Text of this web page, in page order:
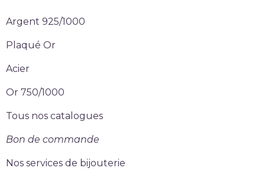
Argent 925/1000
Plaqué Or
Acier
Or 750/1000
Tous nos catalogues
Bon de commande
Nos services de bijouterie